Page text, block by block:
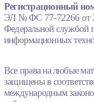
Регистрационный
ЭЛ № ФС 77-72266 от
Федеральной службой
информационных
Все права на любые
защищены в
международным